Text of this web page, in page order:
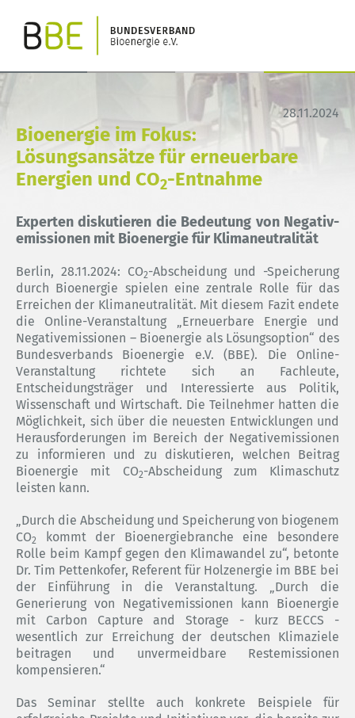
28.11.2024
Bioenergie im Fokus:
Lösungsansätze für erneuerbare
Energien und CO2-Entnahme
Experten diskutieren die Bedeutung von Negativ-
emissionen mit Bioenergie für Klimaneutralität
Berlin, 28.11.2024: CO2-Abscheidung und -Speicherung
durch Bioenergie spielen eine zentrale Rolle für das
Erreichen der Klimaneutralität. Mit diesem Fazit endete
die Online-Veranstaltung „Erneuerbare Energie und
Negativemissionen – Bioenergie als Lösungsoption“ des
Bundesverbands Bioenergie e.V. (BBE). Die Online-
Veranstaltung richtete sich an Fachleute,
Entscheidungsträger und Interessierte aus Politik,
Wissenschaft und Wirtschaft. Die Teilnehmer hatten die
Möglichkeit, sich über die neuesten Entwicklungen und
Herausforderungen im Bereich der Negativemissionen
zu informieren und zu diskutieren, welchen Beitrag
Bioenergie mit CO2-Abscheidung zum Klimaschutz
leisten kann.
„Durch die Abscheidung und Speicherung von biogenem
CO2
kommt der Bioenergiebranche eine besondere
Rolle beim Kampf gegen den Klimawandel zu“, betonte
Dr. Tim Pettenkofer, Referent für Holzenergie im BBE bei
der Einführung in die Veranstaltung. „Durch die
Generierung von Negativemissionen kann Bioenergie
mit Carbon Capture and Storage - kurz BECCS -
wesentlich zur Erreichung der deutschen Klimaziele
beitragen und unvermeidbare Restemissionen
kompensieren.“
Das Seminar stellte auch konkrete Beispiele für